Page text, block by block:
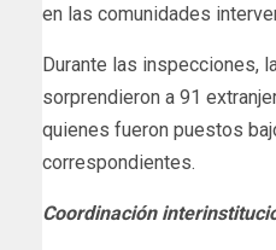
en las comunidades
Durante las inspecciones,
sorprendieron a 91
quienes fueron puestos
correspondientes.
Coordinación